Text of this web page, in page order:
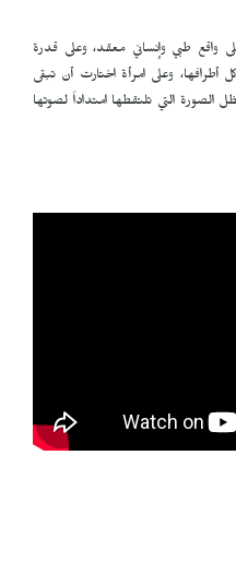
واقع طبي وإنساني معقد، وعلى قدرة
أطرافها، وعلى امرأة اختارت أن تبقى
التي تلتقطها امتداداً لصوتها